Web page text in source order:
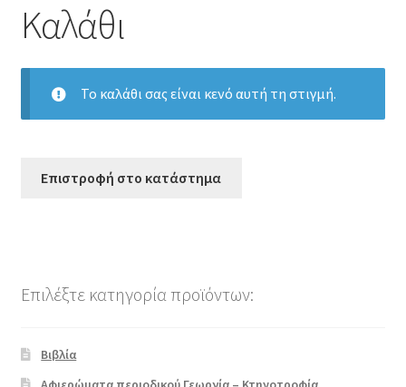
Λογαριασμός
Βιβλιογραφία άρθρων περιοδικού
Όροι χρήσης
Καλάθι
Το καλάθι σας είναι κενό αυτή τη στιγμή.
Επιστροφή στο κατάστημα
Επιλέξτε κατηγορία προϊόντων:
Βιβλία